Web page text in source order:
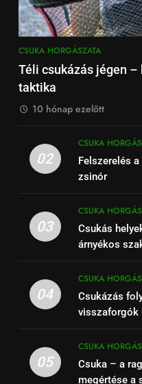
CSUKA HORGÁSZATA
Téli csukázás jégen
taktika
10 hónap ezelőtt
02
CSUKA
Felszerelés
zsinór
03
CSUKA
Csukás
árnyékos
04
CSUKA
Csukázás
visszaforgók
05
CSUKA
Csuka – a
megértése a